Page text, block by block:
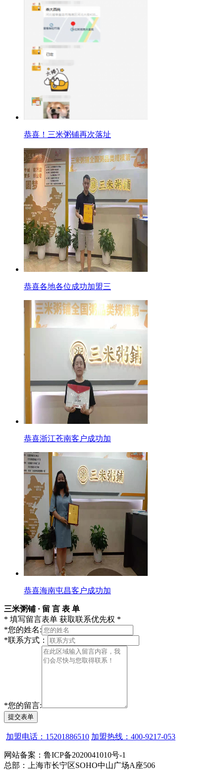
恭喜！三米粥铺再次落址
恭喜各地各位成功加盟三
恭喜浙江苍南客户成功加
恭喜海南屯昌客户成功加
三米粥铺 · 留 言 表 单
* 填写留言表单 获取联系优先权 *
*您的姓名:
*联系方式：
*您的留言:
提交表单
加盟电话：15201886510 加盟热线：400-9217-053
网站备案：鲁ICP备2020041010号-1
总部：上海市长宁区SOHO中山广场A座506